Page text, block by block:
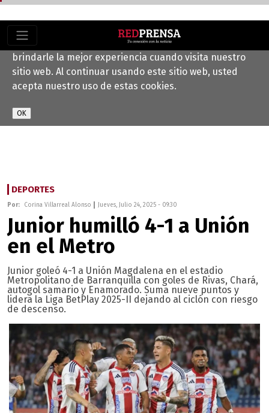
Este sitio web utiliza cookies para ayudarnos a
brindarle la mejor experiencia cuando visita nuestro
sitio web. Al continuar usando este sitio web, usted
acepta nuestro uso de estas cookies.
DEPORTES
Por: Corina Villarreal Alonso Jueves, Julio 24, 2025 - 09:30
Junior humilló 4-1 a Unión
en el Metro
Junior goleó 4-1 a Unión Magdalena en el estadio
Metropolitano de Barranquilla con goles de Rivas, Chará,
autogol samario y Enamorado. Suma nueve puntos y
lidera la Liga BetPlay 2025-II dejando al ciclón con riesgo
de descenso.